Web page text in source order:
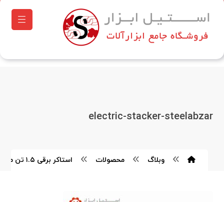
electric-stacker-steelabzar
وبلاگ محصولات استاکر برقی ۱.۵ تن مگالیفت